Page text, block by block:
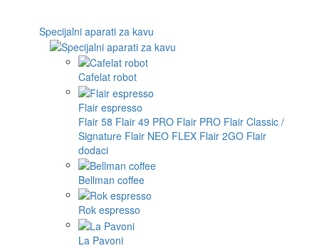
Specijalni aparati za kavu
Cafelat robot
Flair espresso
Flair 58 Flair 49 PRO Flair PRO Flair Classic /
Signature Flair NEO FLEX Flair 2GO Flair
dodaci
Bellman coffee
Rok espresso
La Pavoni